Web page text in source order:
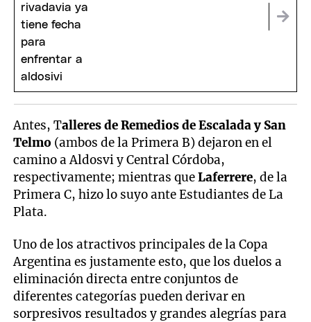
Antes, Talleres de Remedios de Escalada y San
Telmo (ambos de la Primera B) dejaron en el
camino a Aldosvi y Central Córdoba,
respectivamente; mientras queLaferrere, de la
Primera C, hizo lo suyo ante Estudiantes de La
Plata.
Uno de los atractivos principales de la Copa
Argentina es justamente esto, que los duelos a
eliminación directa entre conjuntos de
diferentes categorías pueden derivar en
sorpresivos resultados y grandes alegrías para